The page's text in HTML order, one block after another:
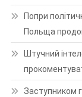
Попри
Польща
Штучний
Заступником